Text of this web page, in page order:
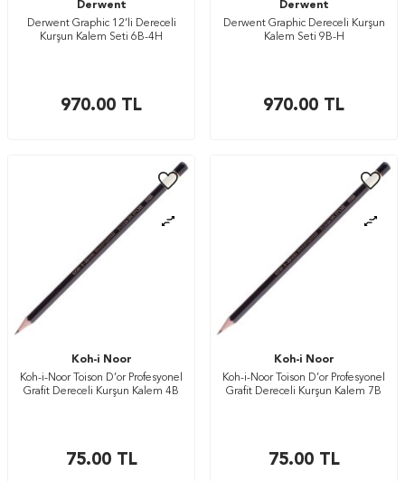
Derwent
Derwent Graphic 12’li Dereceli
Kurşun Kalem Seti 6B-4H
970.00 TL
Derwent
Derwent Graphic Dereceli Kurşun
Kalem Seti 9B-H
970.00 TL
Koh-i Noor
Koh-i-Noor Toison D’or Profesyonel
Grafit Dereceli Kurşun Kalem 4B
75.00TL
Koh-i Noor
Koh-i-Noor Toison D’or Profesyonel
Grafit Dereceli Kurşun Kalem 7B
75.00TL